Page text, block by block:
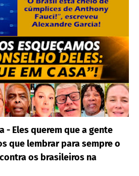
- Eles querem que a gente
que lembrar para sempre o
os brasileiros na